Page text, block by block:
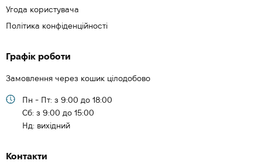
Угода користувача
Політика конфіденційності
Графік роботи
Замовлення через кошик цілодобово
Пн - Пт: з 9:00 до 18:00
Cб: з 9:00 до 15:00
Нд: вихідний
Контакти